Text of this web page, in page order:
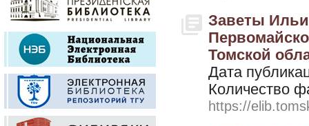
Заветы
Томской
Дата
Количество
https://